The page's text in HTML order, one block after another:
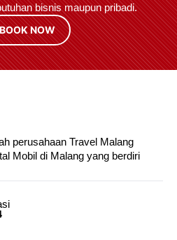
bisnis maupun pribadi.
BOOK NOW
perusahaan Travel Malang
Mobil di Malang yang berdiri